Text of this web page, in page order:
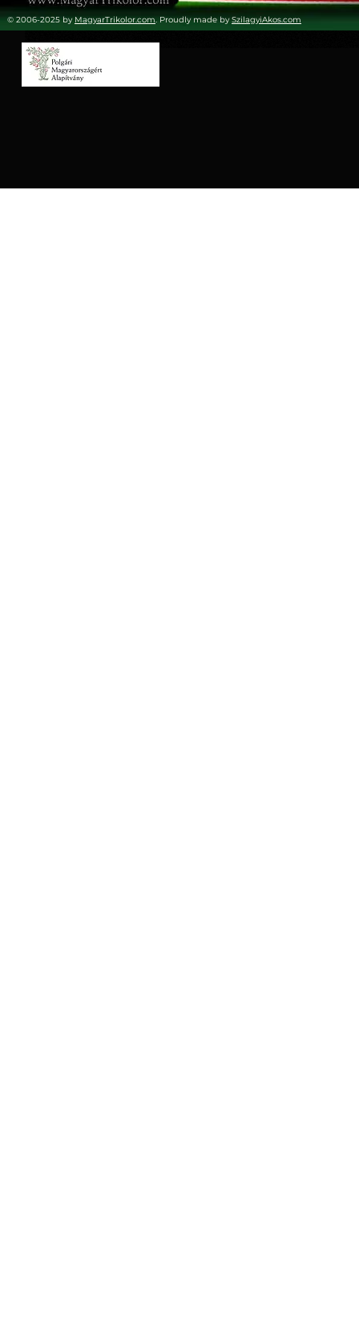
© 2006-2025 byMagyarTrikolor.com. Proudly made bySzilagyiAkos.com